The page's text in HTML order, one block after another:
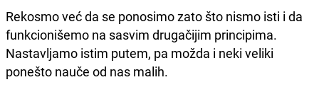
Rekosmo već da se ponosimo zato što nismo isti i da
funkcionišemo na sasvim drugačijim principima.
Nastavljamo istim putem, pa možda i neki veliki
ponešto nauče od nas malih.